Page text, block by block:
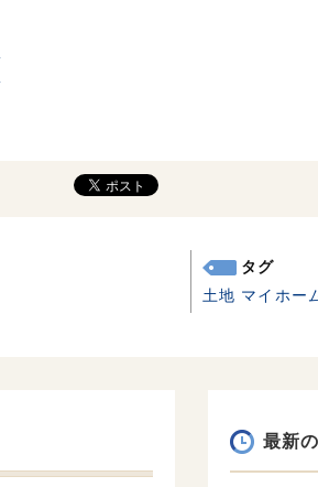
タグ
土地 マイホー
最新